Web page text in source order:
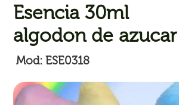
Esencia 30ml
algodon de azucar
Mod: ESE0318